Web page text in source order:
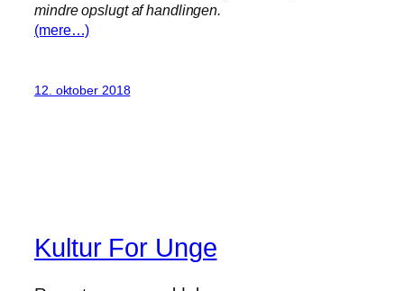
mindre opslugt af handlingen.
(mere…)
12. oktober 2018
Kultur For Unge